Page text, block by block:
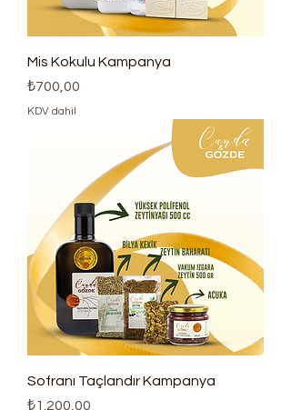
Mis Kokulu Kampanya
Fiyat
₺700,00
KDV dahil
Sofranı Taçlandır Kampanya
Fiyat
₺1.200,00